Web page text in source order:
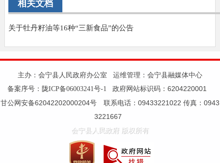
相关文档
关于牡丹籽油等16种“三新食品”的公告
主办：会宁县人民政府办公室 运维管理：会宁县融媒体中心
备案序号： 陇ICP备06003241号-1
政府网站标识码：6204220001
甘公网安备62042202000204号 联系电话：09433221022 传真：0943
3221667
会宁县人民政府 版权所有